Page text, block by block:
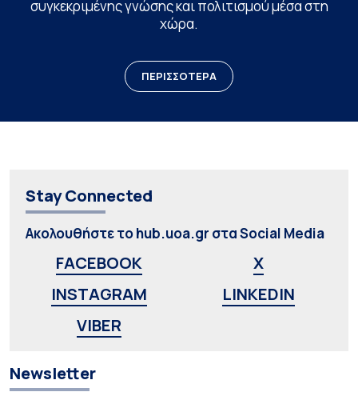
συγκεκριμένης γνώσης και πολιτισμού μέσα στη
χώρα.
ΠΕΡΙΣΣΟΤΕΡΑ
Stay Connected
Ακολουθήστε το hub.uoa.gr στα Social Media
FACEBOOK
X
INSTAGRAM
LINKEDIN
VIBER
Newsletter